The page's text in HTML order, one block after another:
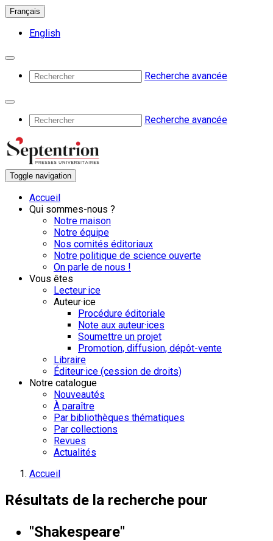
Français
English
Recherche avancée
Recherche avancée
Toggle navigation
Accueil
Qui sommes-nous ?
Notre maison
Notre équipe
Nos comités éditoriaux
Notre politique de science ouverte
On parle de nous !
Vous êtes
Lecteur·ice
Auteur·ice
Procédure éditoriale
Note aux auteur·ices
Soumettre un projet
Promotion, diffusion, dépôt-vente
Libraire
Éditeur·ice (cession de droits)
Notre catalogue
Nouveautés
À paraître
Par bibliothèques thématiques
Par collections
Revues
Actualités
Accueil
Résultats de la recherche pour
"Shakespeare"